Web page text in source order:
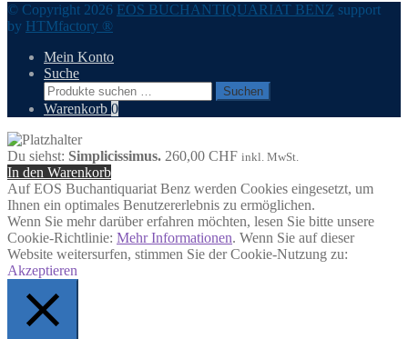
© Copyright 2026 EOS BUCHANTIQUARIAT BENZ support
by HTMfactory ®
Mein Konto
Suche
Suchen
nach:
Suchen
Warenkorb 0
Du siehst: Simplicissimus. 260,00 CHF inkl. MwSt.
In den Warenkorb
Auf EOS Buchantiquariat Benz werden Cookies eingesetzt, um
Ihnen ein optimales Benutzererlebnis zu ermöglichen.
Wenn Sie mehr darüber erfahren möchten, lesen Sie bitte unsere
Cookie-Richtlinie: Mehr Informationen. Wenn Sie auf dieser
Website weitersurfen, stimmen Sie der Cookie-Nutzung zu:
Akzeptieren